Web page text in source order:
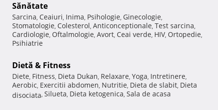
Sănătate
Sarcina, Ceaiuri, Inima, Psihologie, Ginecologie,
Stomatologie, Colesterol, Anticonceptionale, Test sarcina,
Cardiologie, Oftalmologie, Avort, Ceai verde, HIV, Ortopedie,
Psihiatrie
Dietă & Fitness
Diete, Fitness, Dieta Dukan, Relaxare, Yoga, Intretinere,
Aerobic, Exercitii abdomen, Nutritie, Dieta de slabit, Dieta
disociata, Silueta, Dieta ketogenica, Sala de acasa